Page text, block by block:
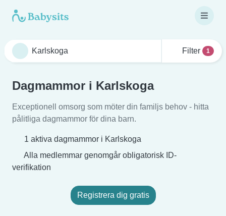
Filter 1
Dagmammor i Karlskoga
Exceptionell omsorg som möter din familjs behov - hitta
pålitliga dagmammor för dina barn.
1 aktiva dagmammor i Karlskoga
Alla medlemmar genomgår obligatorisk ID-
verifikation
Registrera dig gratis